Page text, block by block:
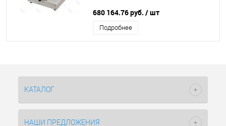
680 164.76 руб. / шт
Подробнее
КАТАЛОГ
НАШИ ПРЕДЛОЖЕНИЯ